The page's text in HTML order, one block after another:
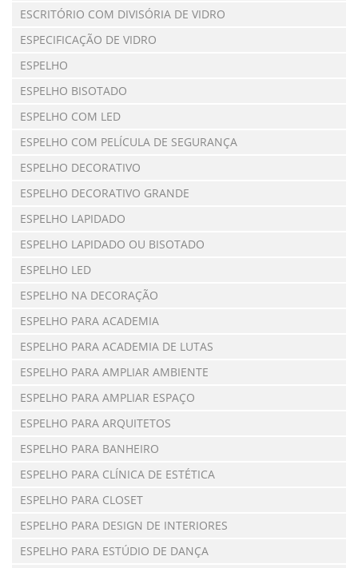
ESCRITÓRIO COM DIVISÓRIA DE VIDRO
ESPECIFICAÇÃO DE VIDRO
ESPELHO
ESPELHO BISOTADO
ESPELHO COM LED
ESPELHO COM PELÍCULA DE SEGURANÇA
ESPELHO DECORATIVO
ESPELHO DECORATIVO GRANDE
ESPELHO LAPIDADO
ESPELHO LAPIDADO OU BISOTADO
ESPELHO LED
ESPELHO NA DECORAÇÃO
ESPELHO PARA ACADEMIA
ESPELHO PARA ACADEMIA DE LUTAS
ESPELHO PARA AMPLIAR AMBIENTE
ESPELHO PARA AMPLIAR ESPAÇO
ESPELHO PARA ARQUITETOS
ESPELHO PARA BANHEIRO
ESPELHO PARA CLÍNICA DE ESTÉTICA
ESPELHO PARA CLOSET
ESPELHO PARA DESIGN DE INTERIORES
ESPELHO PARA ESTÚDIO DE DANÇA